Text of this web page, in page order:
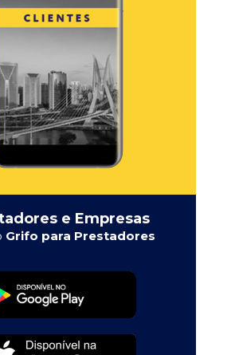
e Empresas
Grifo para Prestadores